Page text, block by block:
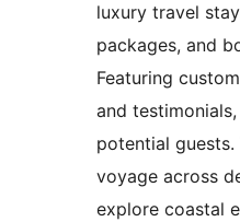
luxury travel
packages, and
Featuring
and
potential guests.
voyage across
explore coastal